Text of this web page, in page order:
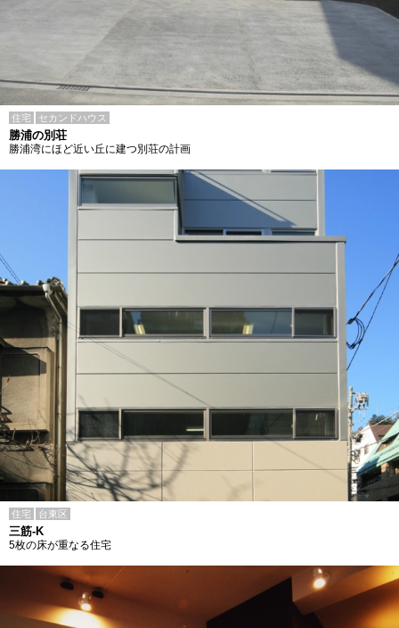
住宅 セカンドハウス
勝浦の別荘
勝浦湾にほど近い丘に建つ別荘の計画
住宅 台東区
三筋-K
5枚の床が重なる住宅